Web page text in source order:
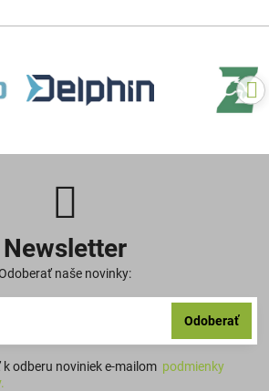
Newsletter
naše novinky:
Odoberať
odberu noviniek e-mailom podmienky